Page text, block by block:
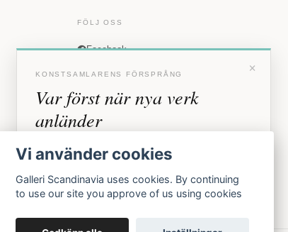
FÖLJ OSS
Facebook
×
KONSTSAMLARENS FÖRSPRÅNG
Var först när nya verk
anländer
Förhandstillgång till nya verk och personliga
inbjudningar till vernissage, innan vi annonserar
offentligt.
Vi använder cookies
Galleri Scandinavia uses cookies. By continuing
to use our site you approve of us using cookies